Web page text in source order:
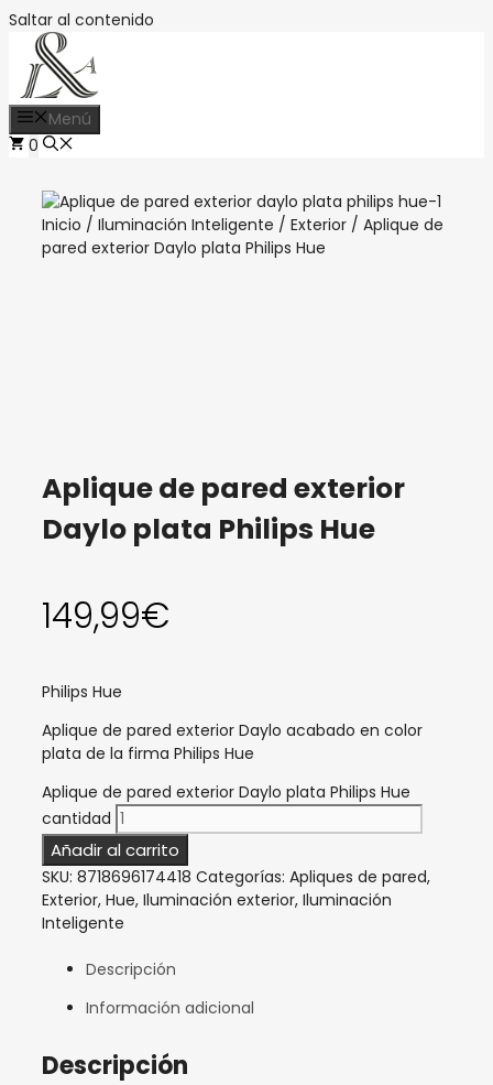
Saltar al contenido
Menú
0
Inicio / Iluminación Inteligente / Exterior / Aplique de
pared exterior Daylo plata Philips Hue
Aplique de pared exterior
Daylo plata Philips Hue
149,99€
Philips Hue
Aplique de pared exterior Daylo acabado en color
plata de la firma Philips Hue
Aplique de pared exterior Daylo plata Philips Hue
cantidad
Añadir al carrito
SKU: 8718696174418 Categorías: Apliques de pared,
Exterior, Hue, Iluminación exterior, Iluminación
Inteligente
Descripción
Información adicional
Descripción